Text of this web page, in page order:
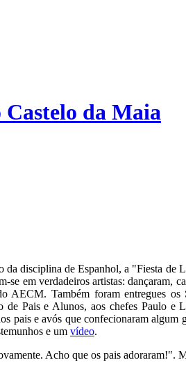
Castelo da Maia
disciplina de Espanhol, a "Fiesta
em verdadeiros artistas: dançaram,
AECM. Também foram entregues
Pais e Alunos, aos chefes Paulo
pais e avós que confecionaram
e um vídeo.
Acho que os pais adoraram!".